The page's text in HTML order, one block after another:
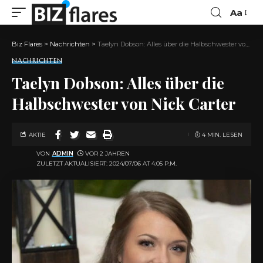
Aa
Biz Flares > Nachrichten > Taelyn Dobson: Alles über die Halbschwester von Nick Carter
NACHRICHTEN
Taelyn Dobson: Alles über die
Halbschwester von Nick Carter
ZULETZT AKTUALISIERT: 2024/07/06 AT 4:05 P.M.
VON ADMIN VOR 2 JAHREN
AKTIE 4 MIN. LESEN